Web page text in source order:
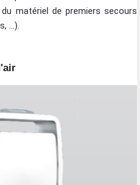
matériel de premiers secours
…).